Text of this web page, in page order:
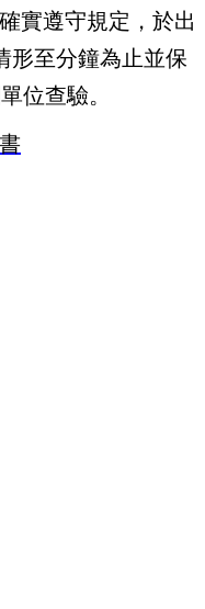
實遵守規定，於出
形至分鐘為止並保
位查驗。